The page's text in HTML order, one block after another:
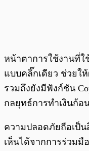
หน้าตาการใช้งานที่ใ
แบบคลิ๊กเดียว ช่วยใ
รวมถึงยังมีฟังก์ชัน
กลยุทธ์การทำเงินก้อ
ความปลอดภัยถือเป็
เห็นได้จากการร่วมมื